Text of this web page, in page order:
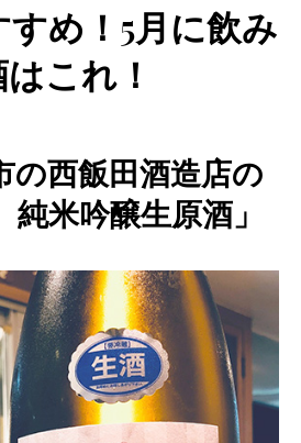
め！5月に飲み
これ！
の西飯田酒造店の
米吟醸生原酒」